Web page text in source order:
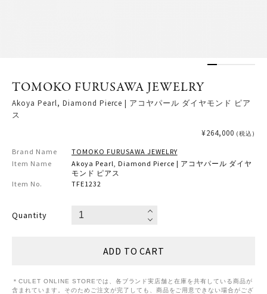
TOMOKO FURUSAWA JEWELRY
Akoya Pearl, Diamond Pierce | アコヤパール ダイヤモンド ピア
ス
¥264,000 (税込)
Brand Name
TOMOKO FURUSAWA JEWELRY
Item Name
Akoya Pearl, Diamond Pierce | アコヤパール ダイヤ
モンド ピアス
Item No.
TFE1232
Quantity
＊CULET ONLINE STOREでは、各ブランド実店舗と在庫を共有している商品が
含まれています。そのためご注文が完了しても、商品をご用意できない場合がござ